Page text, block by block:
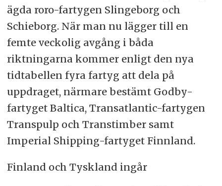
ägda roro-fartygen Slingeborg och
Schieborg. När man nu lägger till en
femte veckolig avgång i båda
riktningarna kommer enligt den nya
tidtabellen fyra fartyg att dela på
uppdraget, närmare bestämt Godby-
fartyget Baltica, Transatlantic-fartygen
Transpulp och Transtimber samt
Imperial Shipping-fartyget Finnland.
Finland och Tyskland ingår